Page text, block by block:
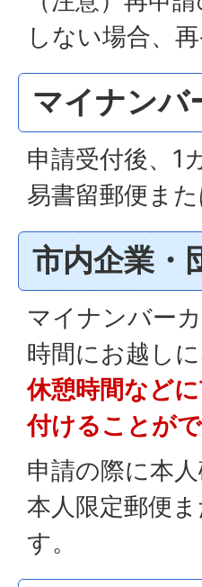
しない場合、
マイナンバ
申請受付後、1
易書留郵便ま
市内企業・
マイナンバー
時間にお越し
休憩時間など
付けることがで
申請の際に本
本人限定郵便
す。